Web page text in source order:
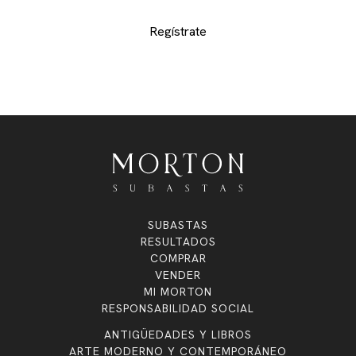
Regístrate
SUBASTAS
RESULTADOS
COMPRAR
VENDER
MI MORTON
RESPONSABILIDAD SOCIAL
ANTIGÜEDADES Y LIBROS
ARTE MODERNO Y CONTEMPORÁNEO